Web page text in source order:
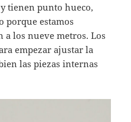
tienen punto hueco,
porque estamos
a los nueve metros. Los
empezar ajustar la
las piezas internas